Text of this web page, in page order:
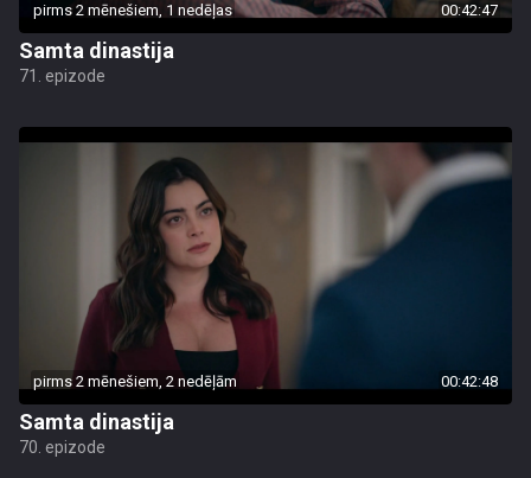
pirms 2 mēnešiem, 1 nedēļas 00:42:47
Samta dinastija
71. epizode
pirms 2 mēnešiem, 2 nedēļām 00:42:48
Samta dinastija
70. epizode